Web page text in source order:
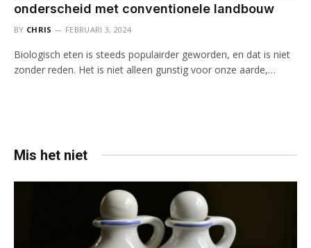
onderscheid met conventionele landbouw
BY CHRIS FEBRUARI 3, 2024
Biologisch eten is steeds populairder geworden, en dat is niet
zonder reden. Het is niet alleen gunstig voor onze aarde,…
Mis het niet